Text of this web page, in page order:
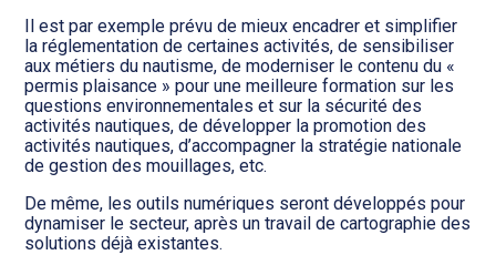
Il est par exemple prévu de mieux encadrer et simplifier
la réglementation de certaines activités, de sensibiliser
aux métiers du nautisme, de moderniser le contenu du «
permis plaisance » pour une meilleure formation sur les
questions environnementales et sur la sécurité des
activités nautiques, de développer la promotion des
activités nautiques, d’accompagner la stratégie nationale
de gestion des mouillages, etc.
De même, les outils numériques seront développés pour
dynamiser le secteur, après un travail de cartographie des
solutions déjà existantes.